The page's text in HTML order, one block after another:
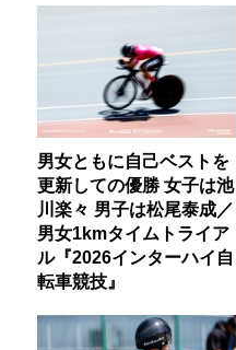
男女ともに自己ベストを
更新しての優勝 女子は池
川楽々 男子は松尾泰成／
男女1kmタイムトライア
ル『2026インターハイ自
転車競技』